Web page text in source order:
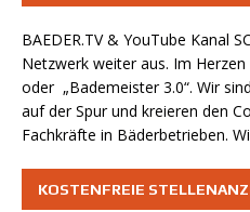
BAEDER.TV & YouTube Kanal
Netzwerk weiter aus. Im
oder „Bademeister 3.0“. Wir
auf der Spur und kreieren den
Fachkräfte in Bäderbetrieben.
KOSTENFREIE